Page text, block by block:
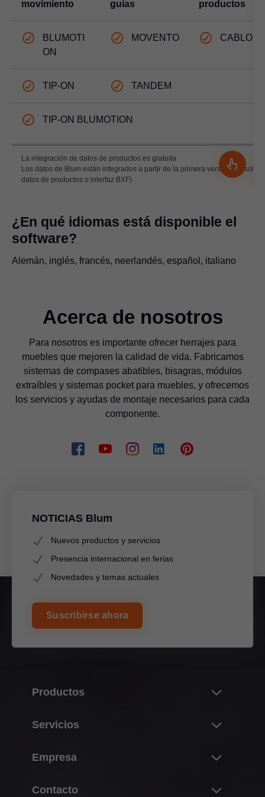
movimiento guías productos
BLUMOTI
ON
MOVENTO CABLOXX
TIP-ON TANDEM
TIP-ON BLUMOTION
La integración de datos de productos es gratuita
Los datos de Blum están integrados a partir de la primera versión del
datos de productos o interfaz BXF)
¿En qué idiomas está disponible el
software?
Alemán, inglés, francés, neerlandés, español, italiano
Acerca de nosotros
Para nosotros es importante ofrecer herrajes para
muebles que mejoren la calidad de vida. Fabricamos
sistemas de compases abatibles, bisagras, módulos
extraíbles y sistemas pocket para muebles, y ofrecemos
los servicios y ayudas de montaje necesarios para cada
componente.
NOTICIAS Blum
Nuevos productos y servicios
Presencia internacional en ferias
Novedades y temas actuales
Suscribirse ahora
Productos
Sistemas de compases abatibles
Servicios
Producción y fabricación
Empresa
Contacto